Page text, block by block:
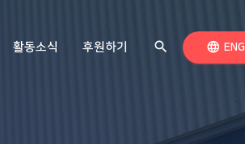
활동소식 후원하기 search 검색하기언어 전환
language ENG